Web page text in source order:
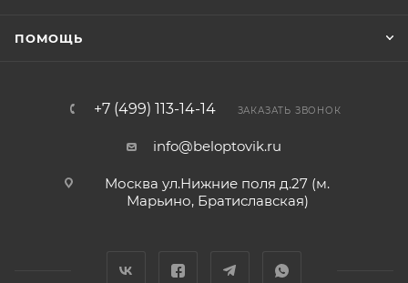
ПОМОЩЬ
+7 (499) 113-14-14 ЗАКАЗАТЬ ЗВОНОК
info@beloptovik.ru
Москва ул.Нижние поля д.27 (м.
Марьино, Братиславская)